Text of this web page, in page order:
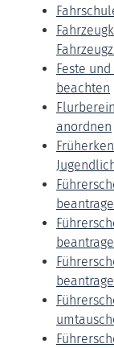
Feste
beachten
anordnen